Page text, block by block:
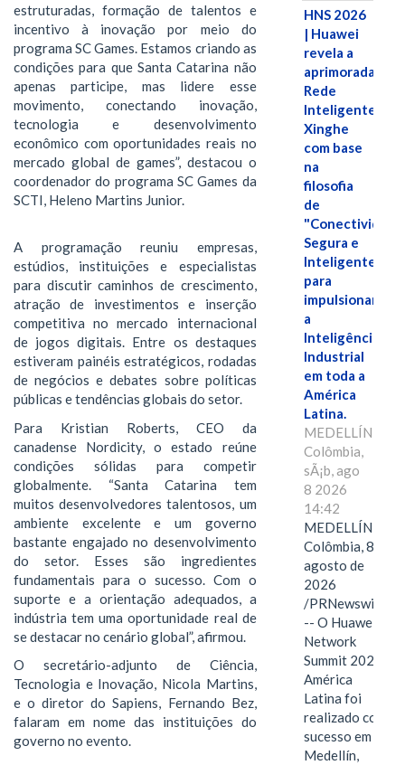
estruturadas, formação de talentos e
incentivo à inovação por meio do
programa SC Games. Estamos criando as
condições para que Santa Catarina não
apenas participe, mas lidere esse
movimento, conectando inovação,
tecnologia e desenvolvimento
econômico com oportunidades reais no
mercado global de games”, destacou o
coordenador do programa SC Games da
SCTI, Heleno Martins Junior.
A programação reuniu empresas,
estúdios, instituições e especialistas
para discutir caminhos de crescimento,
atração de investimentos e inserção
competitiva no mercado internacional
de jogos digitais. Entre os destaques
estiveram painéis estratégicos, rodadas
de negócios e debates sobre políticas
públicas e tendências globais do setor.
Para Kristian Roberts, CEO da
canadense Nordicity, o estado reúne
condições sólidas para competir
globalmente. “Santa Catarina tem
muitos desenvolvedores talentosos, um
ambiente excelente e um governo
bastante engajado no desenvolvimento
do setor. Esses são ingredientes
fundamentais para o sucesso. Com o
suporte e a orientação adequados, a
indústria tem uma oportunidade real de
se destacar no cenário global”, afirmou.
O secretário-adjunto de Ciência,
Tecnologia e Inovação, Nicola Martins,
e o diretor do Sapiens, Fernando Bez,
falaram em nome das instituições do
governo no evento.
HNS 2026
| Huawei
revela a
aprimorada
Rede
Inteligente
Xinghe
com base
na
filosofia
de
"Conectividade
Segura e
Inteligente"
para
impulsionar
a
Inteligência
Industrial
em toda a
América
Latina.
MEDELLÍN,
Colômbia,
sÃ¡b, ago
8 2026
14:42
MEDELLÍN,
Colômbia, 8 de
agosto de
2026
/PRNewswire/
-- O Huawei
Network
Summit 2026
América
Latina foi
realizado com
sucesso em
Medellín,